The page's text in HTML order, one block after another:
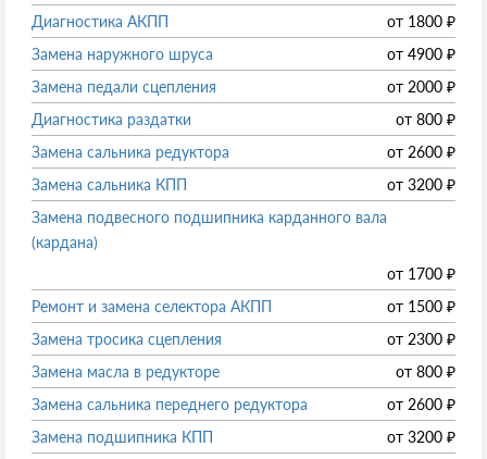
Диагностика АКПП
от 1800 ₽
Замена наружного шруса
от 4900 ₽
Замена педали сцепления
от 2000 ₽
Диагностика раздатки
от 800 ₽
Замена сальника редуктора
от 2600 ₽
Замена сальника КПП
от 3200 ₽
Замена подвесного подшипника карданного вала
(кардана)
от 1700 ₽
Ремонт и замена селектора АКПП
от 1500 ₽
Замена тросика сцепления
от 2300 ₽
Замена масла в редукторе
от 800 ₽
Замена сальника переднего редуктора
от 2600 ₽
Замена подшипника КПП
от 3200 ₽